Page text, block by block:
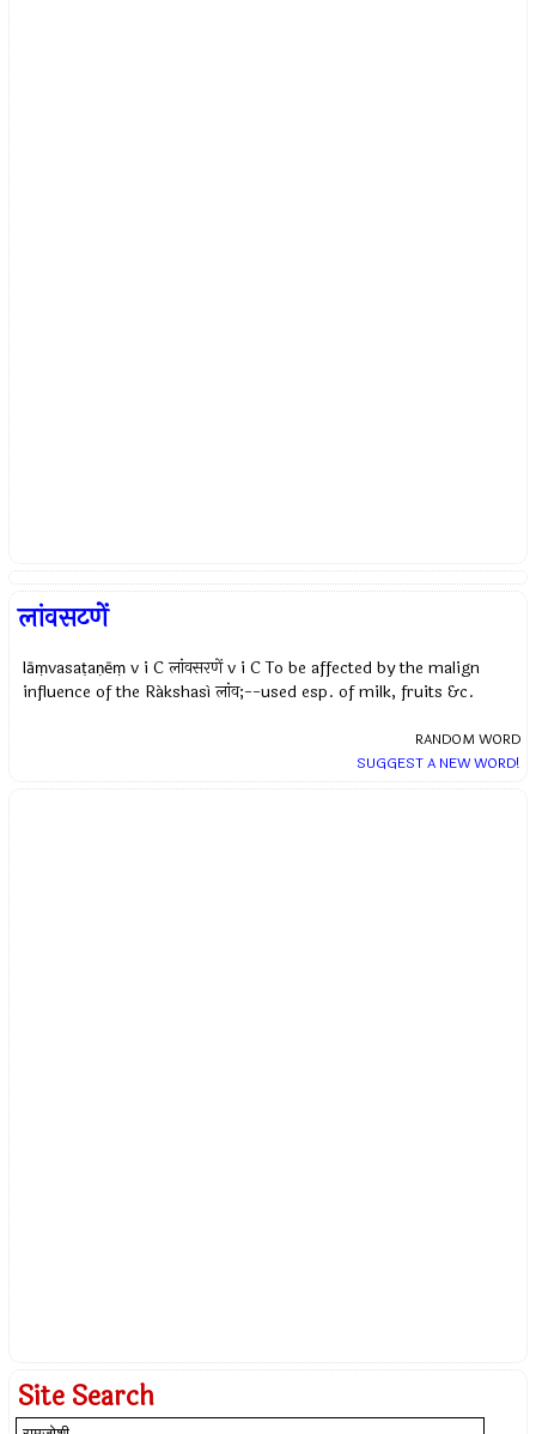
लांवसटणें
lāṃvasaṭaṇēṃ v i C लांवसरणें v i C To be affected by the malign
influence of the Rákshasí लांव;--used esp. of milk, fruits &c.
RANDOM WORD
SUGGEST A NEW WORD!
Site Search